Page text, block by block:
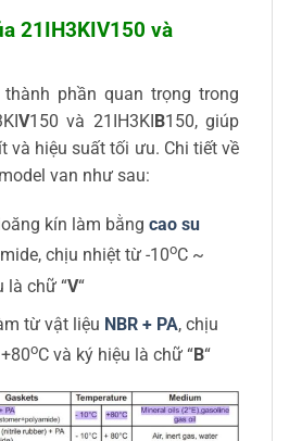
21IH3KIV150 và
phần quan trọng trong
V150 và 21IH3KIB150, giúp
và hiệu suất tối ưu. Chi tiết về
van như sau:
kín làm bằng cao su
chịu nhiệt từ -10oC ~
là chữ “V“
từ vật liệu NBR + PA, chịu
oC và ký hiệu là chữ “B“